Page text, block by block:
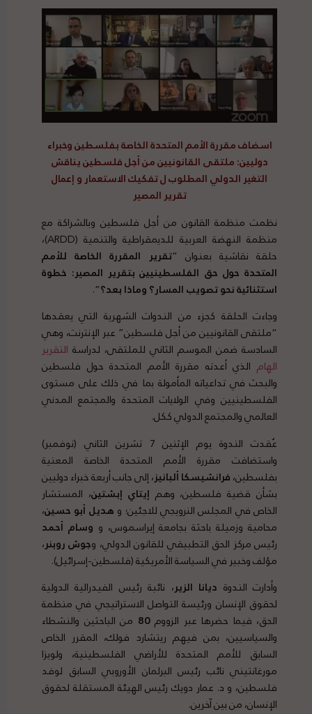
اسضاف مقررة الأمم المتحدة الخاصة بفلسطين وخبراء
دوليين: ملتقى القانونيين من أجل فلسطين يناقش
التغير الدولي المطلوب ل تفكيك الاستعمار و إعمال
تقرير المصير
نظمت منظمة القانون من أجل فلسطين وبالشراكة مع
منظمة النهضة العربية للديمقراطية والتنمية (ARDD)،
حلقة نقاشية بعنوان “تقرير المقررة الخاصة للأمم
المتحدة حول حق الفلسطينيين بتقرير المصير: خطوة
استثنائية نحو تصويب المسار؟ وماذا بعد؟“.
وجاءت الحلقة كجزء من الندوات الشهرية التي يعقدها
“ملتقى القانونيين من أجل فلسطين” عبر الإنترنت، وهي
السادسة ضمن الموسم الثاني للملتقى، لدراسة التقرير
الهام الذي أعدته مقررة الأمم المتحدة حول فلسطين
والبحث في تداعياته المأمولة بما في ذلك على مستوى
الفلسطينيين وفي الولايات المتحدة والمجتمع المدني
العالمي والمجتمع الدولي ككل.
عُقدت الندوة يوم الإثنين 7 تشرين الثاني (نوفمبر)
واستضافت مقررة الأمم المتحدة الخاصة المعنية
بفلسطين،فرانشيسكا ألبانيز، إلى جانب أربعة خبراء دوليين
بشأن قضية فلسطين، وهم إيتاي إبشتين، المستشار
الخاص في المجلس النرويجي للاجئين؛ و هديل أبو حسين،
محامية وزميلة باحثة بجامعة إيراسموس، و وسام أحمد
رئيس مركز الحق التطبيقي للقانون الدولي، وجوش روبنر،
مؤلف وخبير في السياسة الأمريكية (فلسطين-إسرائيل).
وأدارت الندوة ديانا الزير، نائبة رئيس الفيدرالية الدولية
لحقوق الإنسان ورئيسة التواصل الاستراتيجي في منظمة
الحق، فيما حضرها عبر الزووم 80
من الباحثين والنشطاء
والسياسيين، بمن فيهم ريتشارد فولك، المقرر الخاص
السابق للأمم المتحدة للأراضي الفلسطينية، ولويزا
مورغانتيني نائب رئيس البرلمان الأوروبي السابق لوفد
فلسطين، و د. عمار دويك رئيس الهيئة المستقلة لحقوق
الإنسان، من بين آخرين.